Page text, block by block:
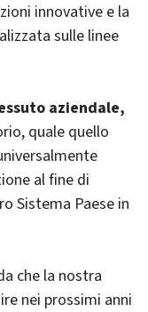
innovative e la
sulle linee
aziendale,
quale quello
al fine di
Sistema Paese in
che la nostra
nei prossimi anni